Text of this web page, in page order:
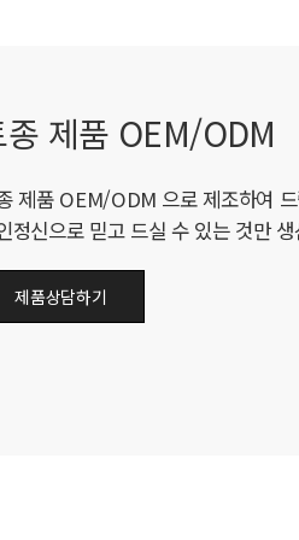
종 제품 OEM/ODM
제품 OEM/ODM 으로 제조하여
정신으로 믿고 드실 수 있는 것만
제품상담하기